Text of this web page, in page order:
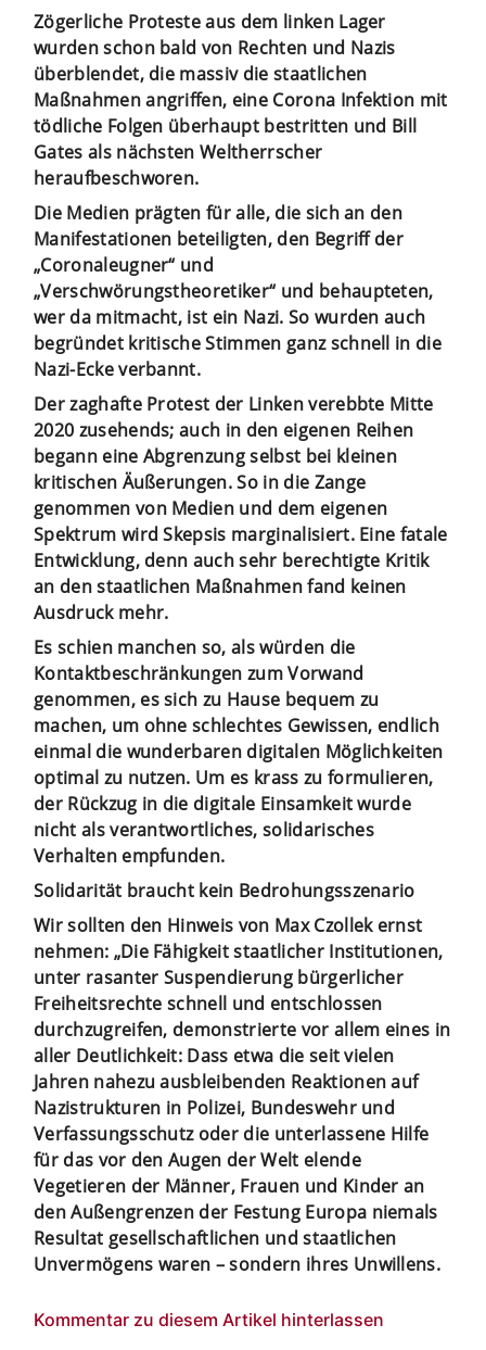
Zögerliche Proteste aus dem linken Lager
wurden schon bald von Rechten und Nazis
überblendet, die massiv die staatlichen
Maßnahmen angriffen, eine Corona Infektion mit
tödliche Folgen überhaupt bestritten und Bill
Gates als nächsten Weltherrscher
heraufbeschworen.
Die Medien prägten für alle, die sich an den
Manifestationen beteiligten, den Begriff der
„Coronaleugner“ und
„Verschwörungstheoretiker“ und behaupteten,
wer da mitmacht, ist ein Nazi. So wurden auch
begründet kritische Stimmen ganz schnell in die
Nazi-Ecke verbannt.
Der zaghafte Protest der Linken verebbte Mitte
2020 zusehends; auch in den eigenen Reihen
begann eine Abgrenzung selbst bei kleinen
kritischen Äußerungen. So in die Zange
genommen von Medien und dem eigenen
Spektrum wird Skepsis marginalisiert. Eine fatale
Entwicklung, denn auch sehr berechtigte Kritik
an den staatlichen Maßnahmen fand keinen
Ausdruck mehr.
Es schien manchen so, als würden die
Kontaktbeschränkungen zum Vorwand
genommen, es sich zu Hause bequem zu
machen, um ohne schlechtes Gewissen, endlich
einmal die wunderbaren digitalen Möglichkeiten
optimal zu nutzen. Um es krass zu formulieren,
der Rückzug in die digitale Einsamkeit wurde
nicht als verantwortliches, solidarisches
Verhalten empfunden.
Solidarität braucht kein Bedrohungsszenario
Wir sollten den Hinweis von Max Czollek ernst
nehmen: „Die Fähigkeit staatlicher Institutionen,
unter rasanter Suspendierung bürgerlicher
Freiheitsrechte schnell und entschlossen
durchzugreifen, demonstrierte vor allem eines in
aller Deutlichkeit: Dass etwa die seit vielen
Jahren nahezu ausbleibenden Reaktionen auf
Nazistrukturen in Polizei, Bundeswehr und
Verfassungsschutz oder die unterlassene Hilfe
für das vor den Augen der Welt elende
Vegetieren der Männer, Frauen und Kinder an
den Außengrenzen der Festung Europa niemals
Resultat gesellschaftlichen und staatlichen
Unvermögens waren – sondern ihres Unwillens.
Kommentar zu diesem Artikel hinterlassen